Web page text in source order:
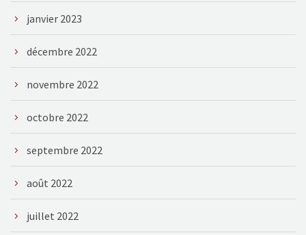
janvier 2023
décembre 2022
novembre 2022
octobre 2022
septembre 2022
août 2022
juillet 2022